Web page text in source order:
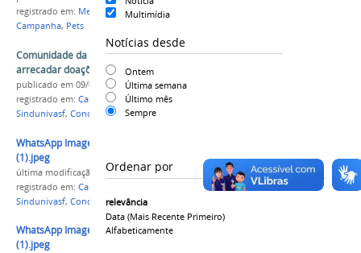
Multimídia
Notícias desde
Ontem
Última semana
Último mês
Sempre
Ordenar por
relevância
Data (mais Recente Primeiro)
Alfabeticamente
registrado em: Medicina Veterinária,Outubro Rosa
Campanha, Pets
Comunidade da Univasf realiza campanha para
arrecadar doações para o Rio Grande do Sul
publicado em 09/05/2024
registrado em: Campanha ,Doação,Assunivasf
Sindunivasf, Concretize Jr. ,Ccivil,Cemafauna
WhatsApp Image 2024-05-09 at 11.27.32
(1).jpeg
última modificação
em 09/05/2024 14h51
registrado em: Campanha Assunivasf
Sindunivasf, Concretize Jr.,Ccivil
WhatsApp Image 2024-05-09 at 11.27.31
(1).jpeg